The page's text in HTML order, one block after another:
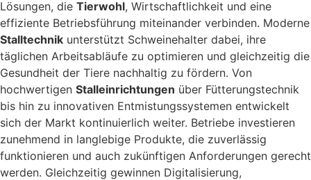
Lösungen, die Tierwohl, Wirtschaftlichkeit und eine
effiziente Betriebsführung miteinander verbinden. Moderne
Stalltechnik unterstützt Schweinehalter dabei, ihre
täglichen Arbeitsabläufe zu optimieren und gleichzeitig die
Gesundheit der Tiere nachhaltig zu fördern. Von
hochwertigen Stalleinrichtungen über Fütterungstechnik
bis hin zu innovativen Entmistungssystemen entwickelt
sich der Markt kontinuierlich weiter. Betriebe investieren
zunehmend in langlebige Produkte, die zuverlässig
funktionieren und auch zukünftigen Anforderungen gerecht
werden. Gleichzeitig gewinnen Digitalisierung,